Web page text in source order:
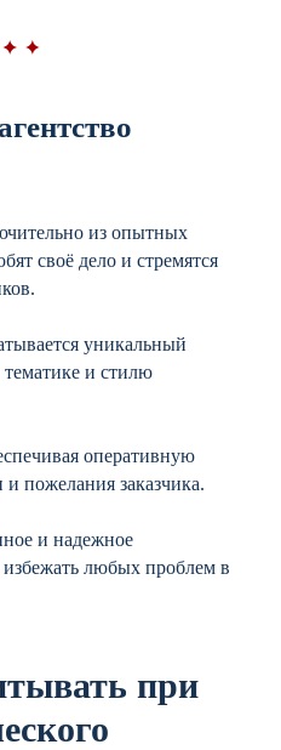
из опытных
своё дело и стремятся
уникальный
и стилю
оперативную
пожелания заказчика.
и надежное
любых проблем в
при